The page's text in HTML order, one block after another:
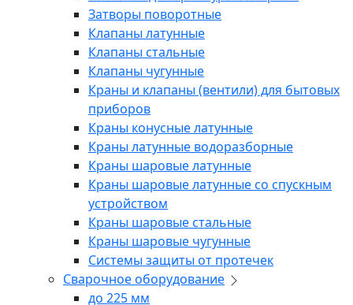
Затворы поворотные
Клапаны латунные
Клапаны стальные
Клапаны чугунные
Краны и клапаны (вентили) для бытовых
приборов
Краны конусные латунные
Краны латунные водоразборные
Краны шаровые латунные
Краны шаровые латунные со спускным
устройством
Краны шаровые стальные
Краны шаровые чугунные
Системы защиты от протечек
Сварочное оборудование
до 225 мм